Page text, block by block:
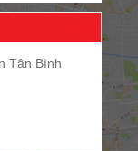
Tân Bình